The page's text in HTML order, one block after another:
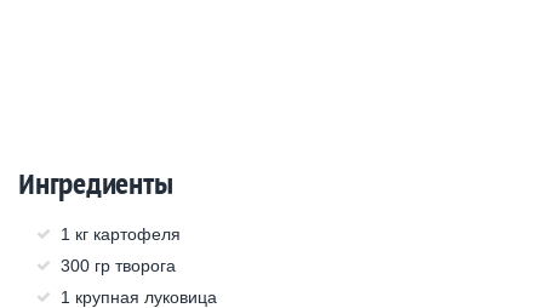
Ингредиенты
1 кг картофеля
300 гр творога
1 крупная луковица